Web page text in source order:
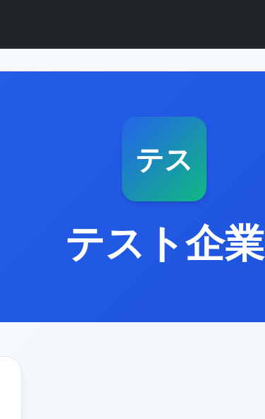
テス
テスト企業